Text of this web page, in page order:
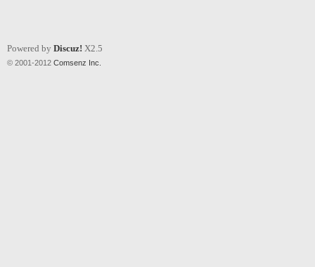
Powered by Discuz! X2.5
© 2001-2012 Comsenz Inc.